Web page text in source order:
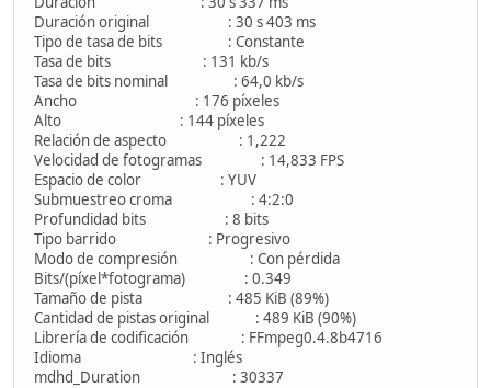
Duración original : 30 s 403 ms
Tipo de tasa de bits : Constante
Tasa de bits : 131 kb/s
Tasa de bits nominal : 64,0 kb/s
Ancho : 176 píxeles
Alto : 144 píxeles
Relación de aspecto : 1,222
Velocidad de fotogramas : 14,833 FPS
Espacio de color : YUV
Submuestreo croma : 4:2:0
Profundidad bits : 8 bits
Tipo barrido : Progresivo
Modo de compresión : Con pérdida
Bits/(píxel*fotograma) : 0.349
Tamaño de pista : 485 KiB (89%)
Cantidad de pistas original : 489 KiB (90%)
Librería de codificación : FFmpeg0.4.8b4716
Idioma : Inglés
mdhd_Duration : 30337